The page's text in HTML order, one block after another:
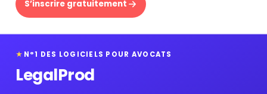
S’inscrire gratuitement
★ N°1 DES LOGICIELS POUR AVOCATS
LegalProd